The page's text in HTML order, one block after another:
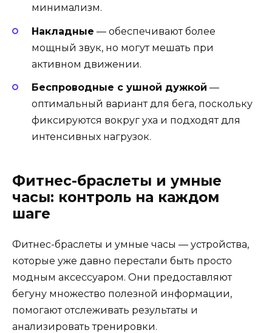
минимализм.
Накладные — обеспечивают более
мощный звук, но могут мешать при
активном движении.
Беспроводные с ушной дужкой —
оптимальный вариант для бега, поскольку
фиксируются вокруг уха и подходят для
интенсивных нагрузок.
Фитнес-браслеты и умные
часы: контроль на каждом
шаге
Фитнес-браслеты и умные часы — устройства,
которые уже давно перестали быть просто
модным аксессуаром. Они предоставляют
бегуну множество полезной информации,
помогают отслеживать результаты и
анализировать тренировки.